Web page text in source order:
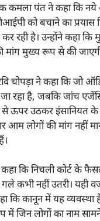
कमला पंत ने कहा कि
को बचाने का
रही है। उन्होंने कहा
मांग मुख्य रूप से की
चोपड़ा ने कहा कि
रहा है, जबकि जांच
से ऊपर उठकर इंसानियत
आम लोगों की मांग नहीं
कि निचली कोर्ट के
गले कभी नहीं उतरी।
कि कानून में यह
जिन लोगों का नाम